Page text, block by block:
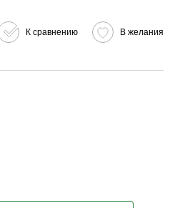
К сравнению В желания